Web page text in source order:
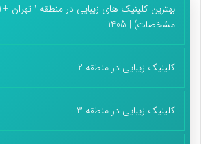
بهترین کلینیک های
مشخصات) | 1405
کلینیک زیبایی در منطقه 2
کلینیک زیبایی در منطقه 3